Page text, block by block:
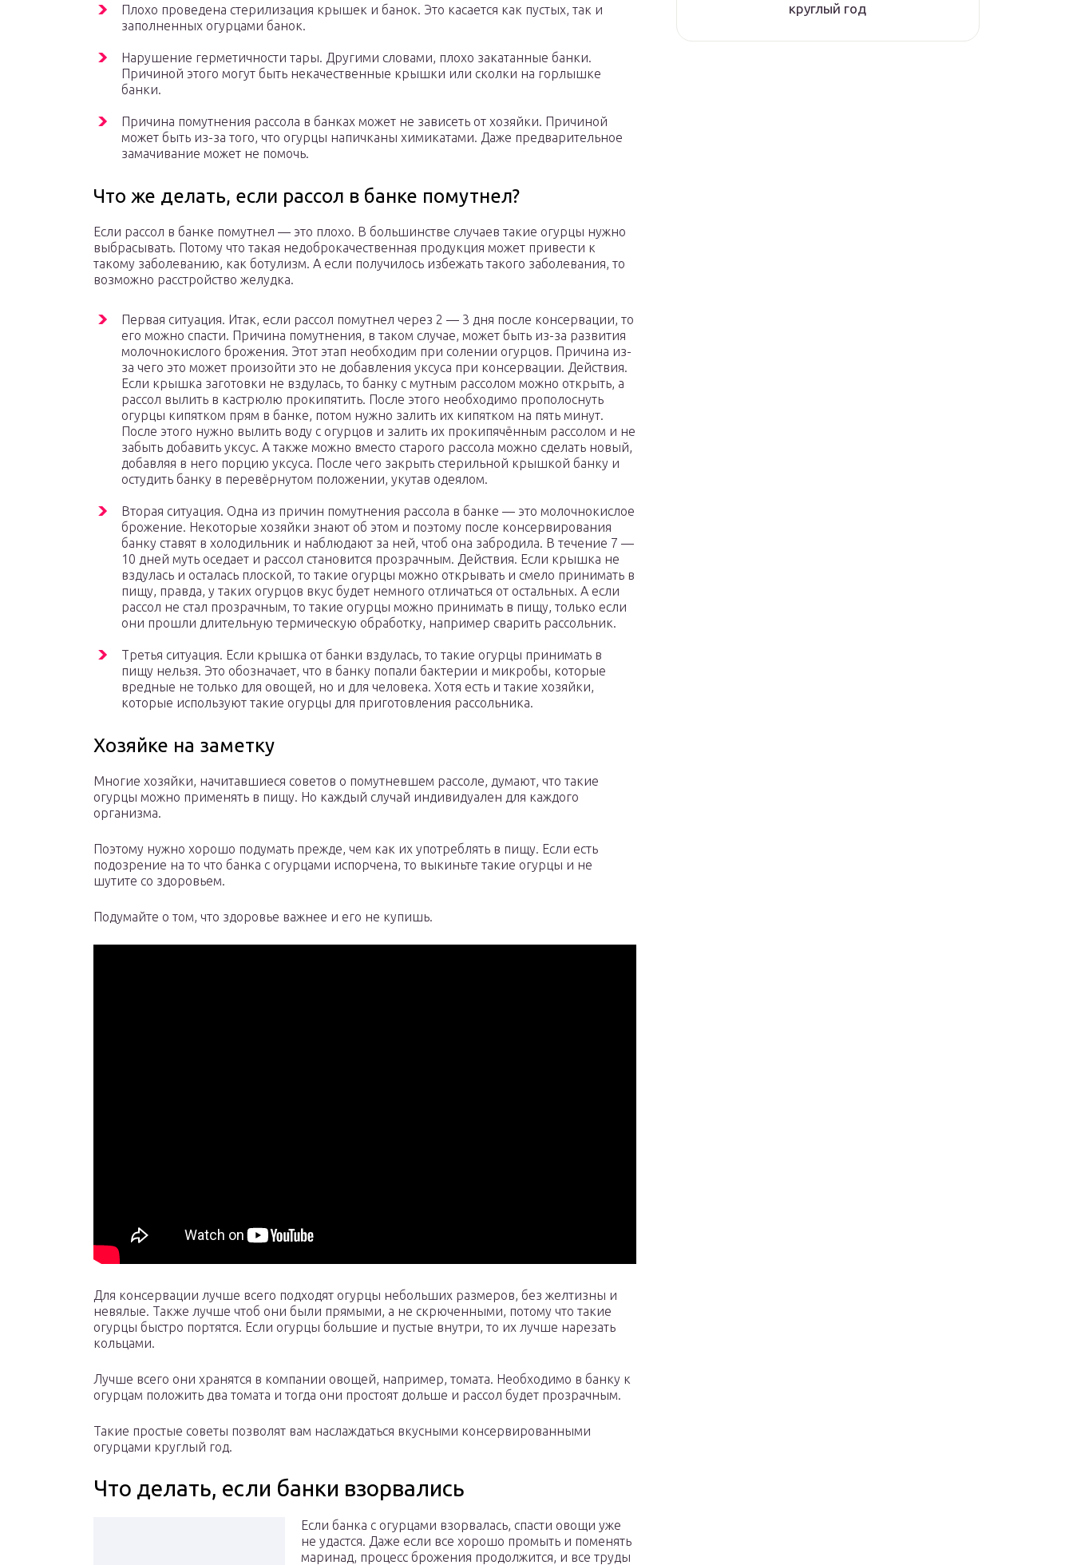
Плохо проведена стерилизация крышек и банок. Это касается как пустых, так и
заполненных огурцами банок.
Нарушение герметичности тары. Другими словами, плохо закатанные банки.
Причиной этого могут быть некачественные крышки или сколки на горлышке
банки.
Причина помутнения рассола в банках может не зависеть от хозяйки. Причиной
может быть из-за того, что огурцы напичканы химикатами. Даже предварительное
замачивание может не помочь.
Что же делать, если рассол в банке помутнел?
Если рассол в банке помутнел — это плохо. В большинстве случаев такие огурцы нужно
выбрасывать. Потому что такая недоброкачественная продукция может привести к
такому заболеванию, как ботулизм. А если получилось избежать такого заболевания, то
возможно расстройство желудка.
Первая ситуация. Итак, если рассол помутнел через 2 — 3 дня после консервации, то
его можно спасти. Причина помутнения, в таком случае, может быть из-за развития
молочнокислого брожения. Этот этап необходим при солении огурцов. Причина из-
за чего это может произойти это не добавления уксуса при консервации. Действия.
Если крышка заготовки не вздулась, то банку с мутным рассолом можно открыть, а
рассол вылить в кастрюлю прокипятить. После этого необходимо прополоснуть
огурцы кипятком прям в банке, потом нужно залить их кипятком на пять минут.
После этого нужно вылить воду с огурцов и залить их прокипячённым рассолом и не
забыть добавить уксус. А также можно вместо старого рассола можно сделать новый,
добавляя в него порцию уксуса. После чего закрыть стерильной крышкой банку и
остудить банку в перевёрнутом положении, укутав одеялом.
Вторая ситуация. Одна из причин помутнения рассола в банке — это молочнокислое
брожение. Некоторые хозяйки знают об этом и поэтому после консервирования
банку ставят в холодильник и наблюдают за ней, чтоб она забродила. В течение 7 —
10 дней муть оседает и рассол становится прозрачным. Действия. Если крышка не
вздулась и осталась плоской, то такие огурцы можно открывать и смело принимать в
пищу, правда, у таких огурцов вкус будет немного отличаться от остальных. А если
рассол не стал прозрачным, то такие огурцы можно принимать в пищу, только если
они прошли длительную термическую обработку, например сварить рассольник.
Третья ситуация. Если крышка от банки вздулась, то такие огурцы принимать в
пищу нельзя. Это обозначает, что в банку попали бактерии и микробы, которые
вредные не только для овощей, но и для человека. Хотя есть и такие хозяйки,
которые используют такие огурцы для приготовления рассольника.
Хозяйке на заметку
Многие хозяйки, начитавшиеся советов о помутневшем рассоле, думают, что такие
огурцы можно применять в пищу. Но каждый случай индивидуален для каждого
организма.
Поэтому нужно хорошо подумать прежде, чем как их употреблять в пищу. Если есть
подозрение на то что банка с огурцами испорчена, то выкиньте такие огурцы и не
шутите со здоровьем.
Подумайте о том, что здоровье важнее и его не купишь.
Для консервации лучше всего подходят огурцы небольших размеров, без желтизны и
невялые. Также лучше чтоб они были прямыми, а не скрюченными, потому что такие
огурцы быстро портятся. Если огурцы большие и пустые внутри, то их лучше нарезать
кольцами.
Лучше всего они хранятся в компании овощей, например, томата. Необходимо в банку к
огурцам положить два томата и тогда они простоят дольше и рассол будет прозрачным.
Такие простые советы позволят вам наслаждаться вкусными консервированными
огурцами круглый год.
Что делать, если банки взорвались
Если банка с огурцами взорвалась, спасти овощи уже
не удастся. Даже если все хорошо промыть и поменять
маринад, процесс брожения продолжится, и все труды
круглый год